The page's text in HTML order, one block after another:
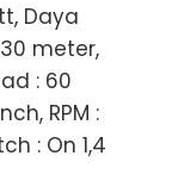
Daya
meter,
: 60
RPM :
: On 1,4